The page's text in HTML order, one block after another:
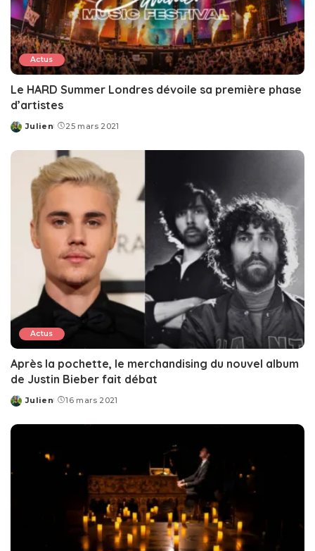
Actus
Le HARD Summer Londres dévoile sa première phase
d’artistes
Posted
Julien 25 mars 2021
Actus
Après la pochette, le merchandising du nouvel album
de Justin Bieber fait débat
Posted
Julien 16 mars 2021